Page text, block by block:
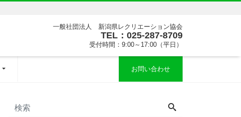
一般社団法人 新潟県レクリエーション協会
TEL：025-287-8709
受付時間：9:00～17:00（平日）
お問い合わせ